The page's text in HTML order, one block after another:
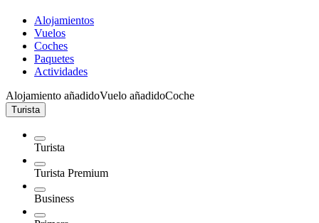
Alojamientos
Vuelos
Coches
Paquetes
Actividades
Alojamiento añadidoVuelo añadidoCoche
Turista
Turista
Turista Premium
Business